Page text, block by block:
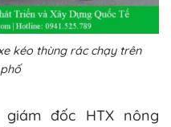
kéo thùng rác chạy trên
đốc HTX nông